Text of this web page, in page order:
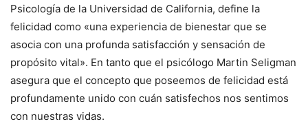
Psicología de la Universidad de California, define la
felicidad como «una experiencia de bienestar que se
asocia con una profunda satisfacción y sensación de
propósito vital». En tanto que el psicólogo Martin Seligman
asegura que el concepto que poseemos de felicidad está
profundamente unido con cuán satisfechos nos sentimos
con nuestras vidas.